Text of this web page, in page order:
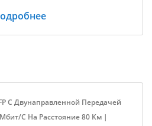
С Двунаправленной Передачей
с На Расстояние 80 Км |